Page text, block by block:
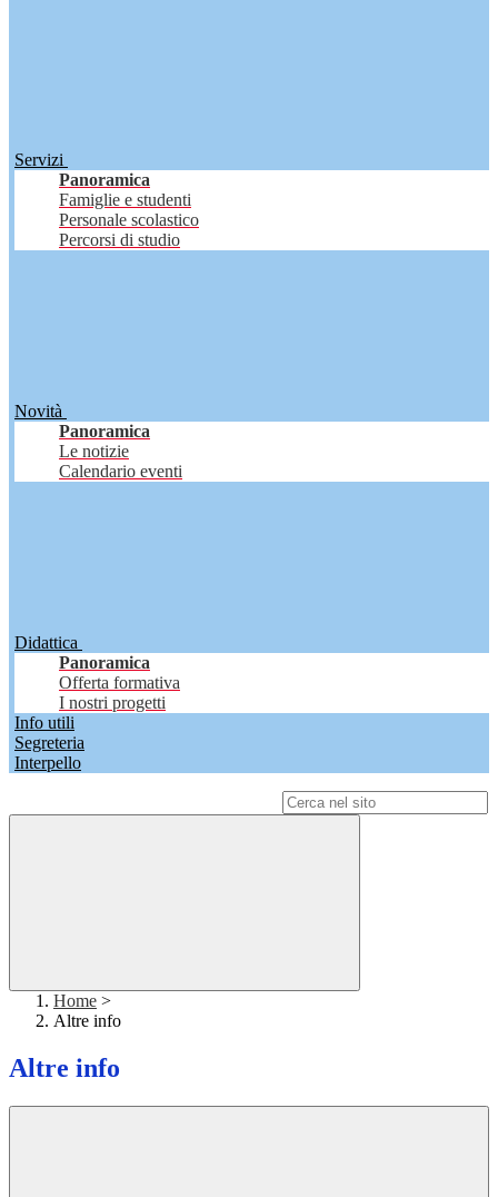
Servizi
Panoramica
Famiglie e studenti
Personale scolastico
Percorsi di studio
Novità
Panoramica
Le notizie
Calendario eventi
Didattica
Panoramica
Offerta formativa
I nostri progetti
Info utili
Segreteria
Interpello
Home >
Altre info
Altre info